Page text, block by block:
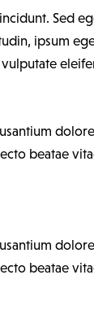
Sed
ipsum
beatae
beatae